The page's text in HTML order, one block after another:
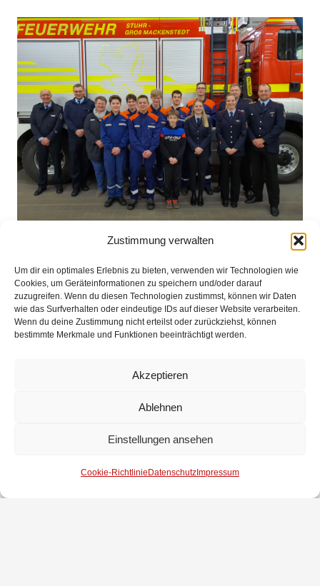
Zustimmung verwalten
Um dir ein optimales Erlebnis zu bieten, verwenden wir Technologien wie
Cookies, um Geräteinformationen zu speichern und/oder darauf
zuzugreifen. Wenn du diesen Technologien zustimmst, können wir Daten
wie das Surfverhalten oder eindeutige IDs auf dieser Website verarbeiten.
Wenn du deine Zustimmung nicht erteilst oder zurückziehst, können
bestimmte Merkmale und Funktionen beeinträchtigt werden.
Akzeptieren
Ablehnen
Einstellungen ansehen
Cookie-Richtlinie Datenschutz Impressum
Auf dem Bild hintere reihe; Thomas Türke, Jens Kleemeyer, Frau
Schierenbeck, Moritz Obenauff,Ralph Ellmers, Maximilian
Vordere reihe; Jannik Eggers, Jannik Schünke, Dylan Schöneck, Tia